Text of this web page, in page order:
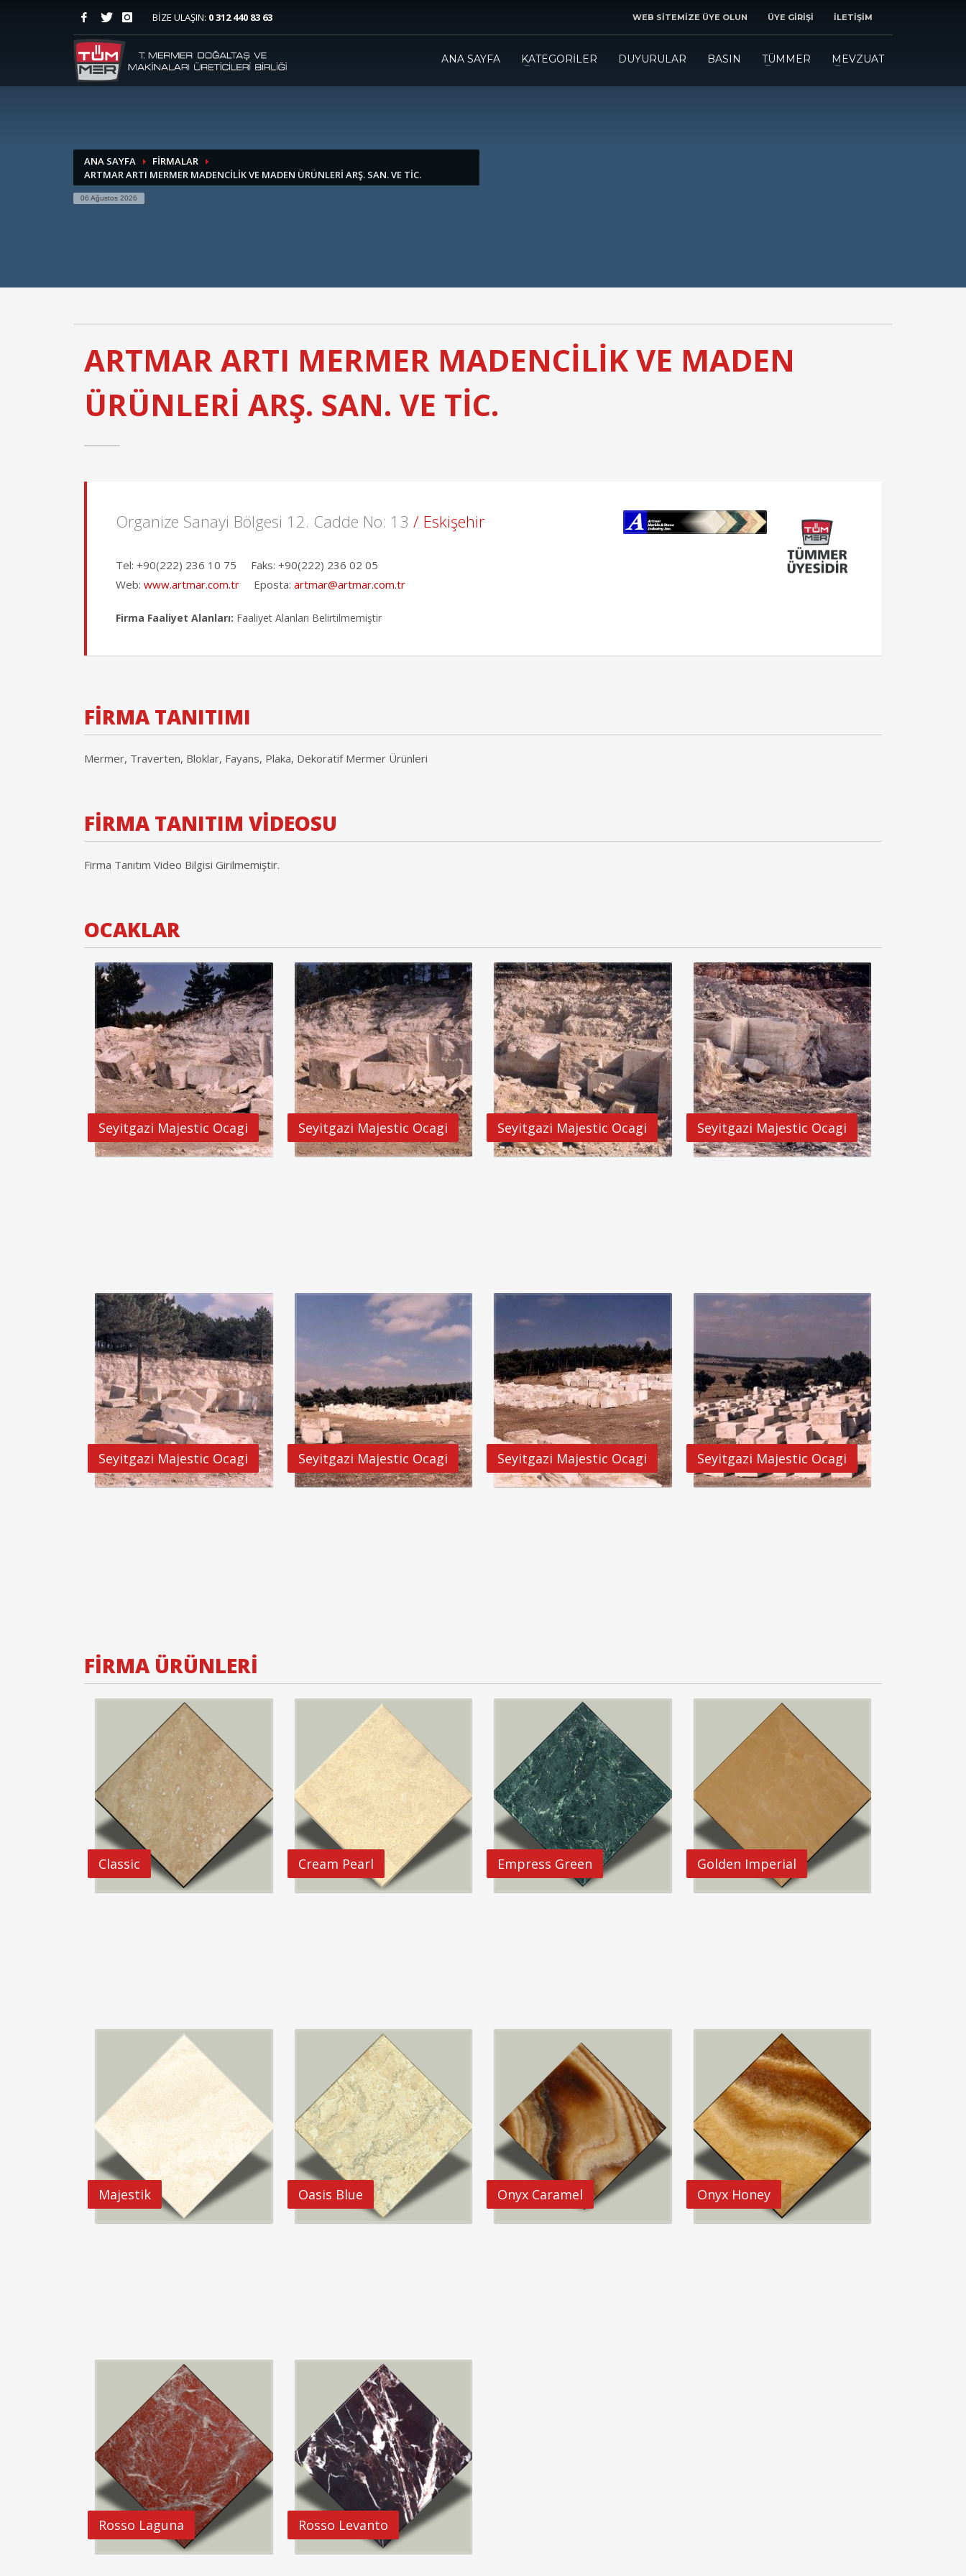
WEB SİTEMİZE ÜYE OLUN ÜYE GİRİŞİ İLETİŞİM
BİZE ULAŞIN: 0 312 440 83 63
ANA SAYFA KATEGORİLER DUYURULAR BASIN TÜMMER MEVZUAT
ANA SAYFA
FİRMALAR
ARTMAR ARTI MERMER MADENCİLİK VE MADEN ÜRÜNLERİ ARŞ. SAN. VE TİC.
06 Ağustos 2026 >
ARTMAR ARTI MERMER MADENCİLİK VE MADEN
ÜRÜNLERİ ARŞ. SAN. VE TİC.
Organize Sanayi Bölgesi 12. Cadde No: 13 / Eskişehir
Tel: +90(222) 236 10 75 Faks: +90(222) 236 02 05
Web: www.artmar.com.tr Eposta: artmar@artmar.com.tr
Firma Faaliyet Alanları: Faaliyet Alanları Belirtilmemiştir
FİRMA TANITIMI
Mermer, Traverten, Bloklar, Fayans, Plaka, Dekoratif Mermer Ürünleri
FİRMA TANITIM VİDEOSU
Firma Tanıtım Video Bilgisi Girilmemiştir.
OCAKLAR
Seyitgazi Majestic Ocagi Seyitgazi Majestic Ocagi Seyitgazi Majestic Ocagi Seyitgazi Majestic Ocagi
Seyitgazi Majestic Ocagi Seyitgazi Majestic Ocagi Seyitgazi Majestic Ocagi Seyitgazi Majestic Ocagi
FİRMA ÜRÜNLERİ
Classic Cream Pearl Empress Green Golden Imperial
Majestik Oasis Blue Onyx Caramel Onyx Honey
Rosso Laguna Rosso Levanto